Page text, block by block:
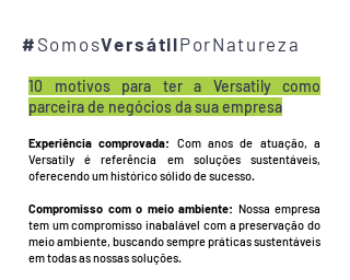
# SomosVersátilPorNatureza
10 motivos para ter a Versatily como
parceira de negócios da sua empresa
Experiência comprovada:
Com anos de atuação, a
Versatily é referência em soluções sustentáveis,
oferecendo um histórico sólido de sucesso.
Compromisso com o meio ambiente: Nossa empresa
tem um compromisso inabalável com a preservação do
meio ambiente, buscando sempre práticas sustentáveis
em todas as nossas soluções.